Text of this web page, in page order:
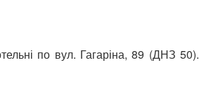
по вул. Гагаріна, 89 (ДНЗ 50).